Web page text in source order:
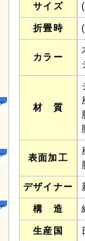
サイズ
折畳時
カラー
材 質
表面加工
デザイナー
構 造
生産国